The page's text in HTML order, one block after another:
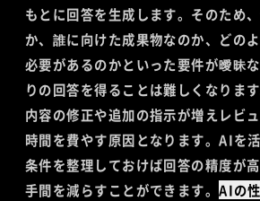
もとに回答を生成します。そのため
か、誰に向けた成果物なのか、どの
必要があるのかといった要件が曖昧
りの回答を得ることは難しくなりま
内容の修正や追加の指示が増えレビ
時間を費やす原因となります。AIを
条件を整理しておけば回答の精度が
手間を減らすことができます。AIの